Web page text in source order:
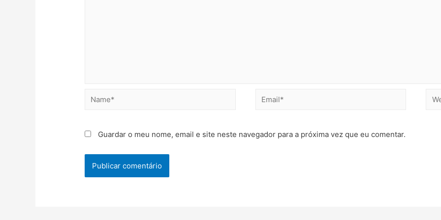
Name* Email*
Guardar o meu nome, email e site neste navegador para a próxima vez que eu comentar.